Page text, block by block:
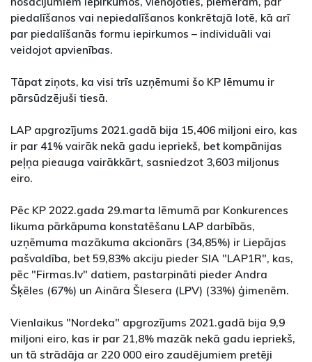
piedalīšanos vai nepiedalīšanos konkrētajā lotē, kā arī
par piedalīšanās formu iepirkumos – individuāli vai
veidojot apvienības.
Tāpat ziņots, ka visi trīs uzņēmumi šo KP lēmumu ir
pārsūdzējuši tiesā.
LAP apgrozījums 2021.gadā bija 15,406 miljoni eiro, kas
ir par 41% vairāk nekā gadu iepriekš, bet kompānijas
peļņa pieauga vairākkārt, sasniedzot 3,603 miljonus
eiro.
Pēc KP 2022.gada 29.marta lēmumā par Konkurences
likuma pārkāpuma konstatēšanu LAP darbībās,
uzņēmuma mazākuma akcionārs (34,85%) ir Liepājas
pašvaldība, bet 59,83% akciju pieder SIA "LAP1R", kas,
pēc "Firmas.lv" datiem, pastarpināti pieder Andra
Šķēles (67%) un Aināra Šlesera (LPV) (33%) ģimenēm.
Vienlaikus "Nordeka" apgrozījums 2021.gadā bija 9,9
miljoni eiro, kas ir par 21,8% mazāk nekā gadu iepriekš,
un tā strādāja ar 220 000 eiro zaudējumiem pretēji